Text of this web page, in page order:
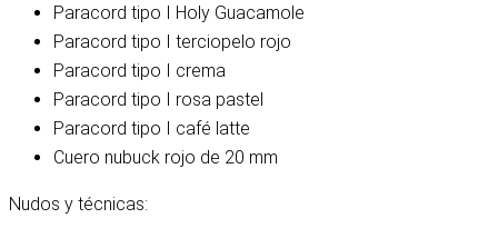
Paracord tipo I Holy Guacamole
Paracord tipo I terciopelo rojo
Paracord tipo I crema
Paracord tipo I rosa pastel
Paracord tipo I café latte
Cuero nubuck rojo de 20 mm
Nudos y técnicas: